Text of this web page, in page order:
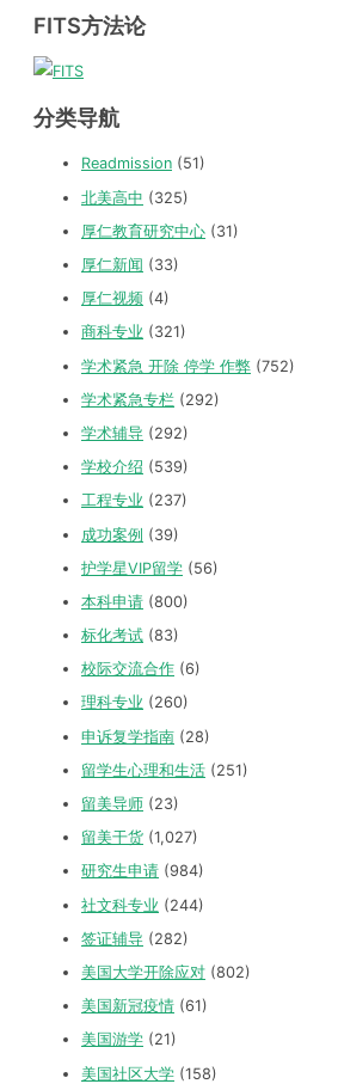
FITS方法论
分类导航
Readmission (51)
北美高中 (325)
厚仁教育研究中心 (31)
厚仁新闻 (33)
厚仁视频 (4)
商科专业 (321)
学术紧急 开除 停学 作弊 (752)
学术紧急专栏 (292)
学术辅导 (292)
学校介绍 (539)
工程专业 (237)
成功案例 (39)
护学星VIP留学 (56)
本科申请 (800)
标化考试 (83)
校际交流合作 (6)
理科专业 (260)
申诉复学指南 (28)
留学生心理和生活 (251)
留美导师 (23)
留美干货 (1,027)
研究生申请 (984)
社文科专业 (244)
签证辅导 (282)
美国大学开除应对 (802)
美国新冠疫情 (61)
美国游学 (21)
美国社区大学 (158)